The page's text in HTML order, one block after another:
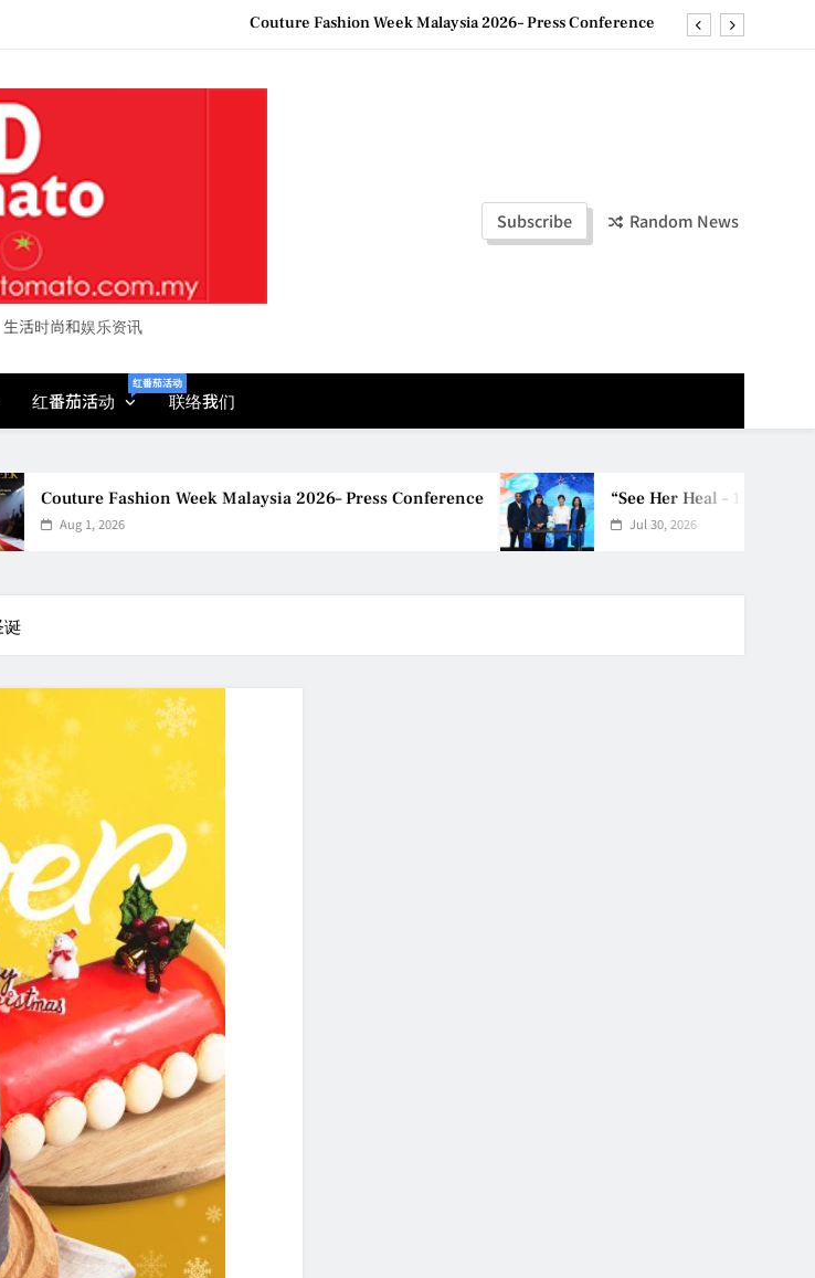
“See Her Heal – 1,000 Untold Stories” 为马来西亚妈妈提供分享剖腹产复原历程的空间
“See Her Heal – 1,000 Untold Stories” 为马来西亚妈妈提供分享剖腹产复原历程的空间
生活时尚和娱乐资讯
Subscribe Random News
红番茄活动
红番茄活动
联络我们
Week Malaysia 2026– Press Conference “See Her Heal – 1,000 Untold Stories”
Jul 30, 2026
诞